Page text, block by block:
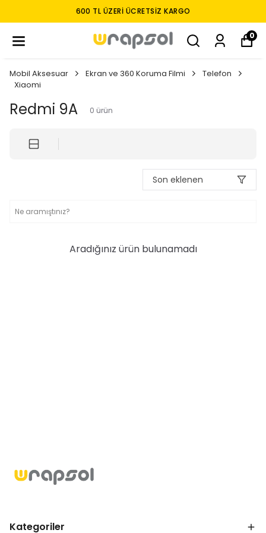
600 TL ÜZERI ÜCRETSIZ KARGO
0
Mobil Aksesuar Ekran ve 360 Koruma Filmi
Telefon
Xiaomi
Redmi 9A 0 ürün
Son eklenen
Aradığınız ürün bulunamadı
Kategoriler